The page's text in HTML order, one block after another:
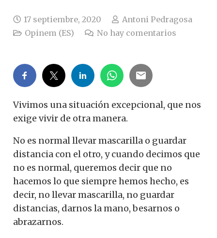
17 septiembre, 2020
Antoni Pedragosa
Opinem (ES)
No hay comentarios
Vivimos una situación excepcional, que nos
exige vivir de otra manera.
No es normal llevar mascarilla o guardar
distancia con el otro, y cuando decimos que
no es normal, queremos decir que no
hacemos lo que siempre hemos hecho, es
decir, no llevar mascarilla, no guardar
distancias, darnos la mano, besarnos o
abrazarnos.